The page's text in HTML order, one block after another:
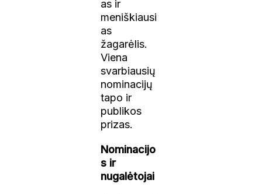
as ir
meniškiausi
as
žagarėlis.
Viena
svarbiausių
nominacijų
tapo ir
publikos
prizas.
Nominacijo
s ir
nugalėtojai